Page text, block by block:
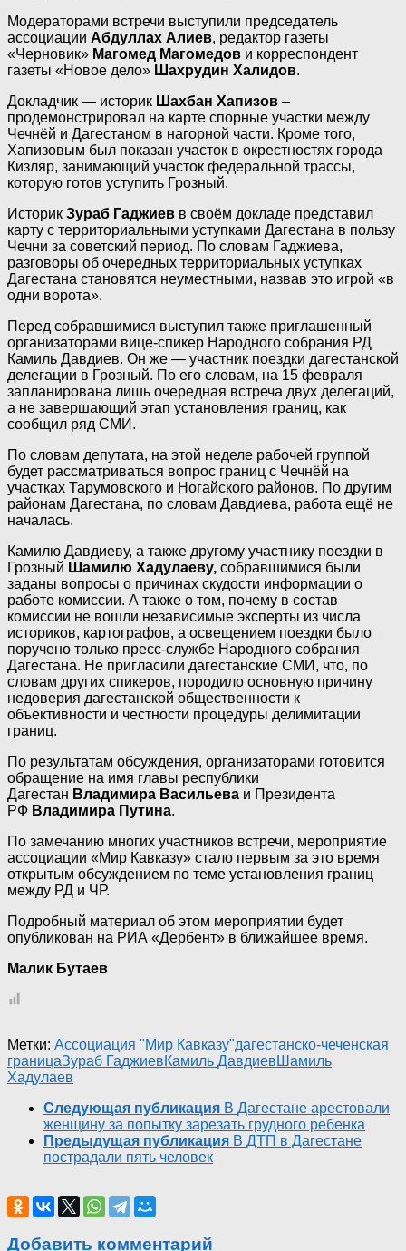
Модераторами встречи выступили председатель
ассоциации Абдуллах Алиев, редактор газеты
«Черновик» Магомед Магомедов и корреспондент
газеты «Новое дело» Шахрудин Халидов.
Докладчик — историк Шахбан Хапизов –
продемонстрировал на карте спорные участки между
Чечнёй и Дагестаном в нагорной части. Кроме того,
Хапизовым был показан участок в окрестностях города
Кизляр, занимающий участок федеральной трассы,
которую готов уступить Грозный.
Историк Зураб Гаджиев в своём докладе представил
карту с территориальными уступками Дагестана в пользу
Чечни за советский период. По словам Гаджиева,
разговоры об очередных территориальных уступках
Дагестана становятся неуместными, назвав это игрой «в
одни ворота».
Перед собравшимися выступил также приглашенный
организаторами вице-спикер Народного собрания РД
Камиль Давдиев. Он же — участник поездки дагестанской
делегации в Грозный. По его словам, на 15 февраля
запланирована лишь очередная встреча двух делегаций,
а не завершающий этап установления границ, как
сообщил ряд СМИ.
По словам депутата, на этой неделе рабочей группой
будет рассматриваться вопрос границ с Чечнёй на
участках Тарумовского и Ногайского районов. По другим
районам Дагестана, по словам Давдиева, работа ещё не
началась.
Камилю Давдиеву, а также другому участнику поездки в
Грозный Шамилю Хадулаеву, собравшимися были
заданы вопросы о причинах скудости информации о
работе комиссии. А также о том, почему в состав
комиссии не вошли независимые эксперты из числа
историков, картографов, а освещением поездки было
поручено только пресс-службе Народного собрания
Дагестана. Не пригласили дагестанские СМИ, что, по
словам других спикеров, породило основную причину
недоверия дагестанской общественности к
объективности и честности процедуры делимитации
границ.
По результатам обсуждения, организаторами готовится
обращение на имя главы республики
Дагестан Владимира Васильева и Президента
РФ Владимира Путина.
По замечанию многих участников встречи, мероприятие
ассоциации «Мир Кавказу» стало первым за это время
открытым обсуждением по теме установления границ
между РД и ЧР.
Подробный материал об этом мероприятии будет
опубликован на РИА «Дербент» в ближайшее время.
Малик Бутаев
Метки: Ассоциация "Мир Кавказу"дагестанско-чеченская
границаЗураб ГаджиевКамиль ДавдиевШамиль
Хадулаев
Следующая публикация В Дагестане арестовали
женщину за попытку зарезать грудного ребенка
Предыдущая публикация В ДТП в Дагестане
пострадали пять человек
Добавить комментарий